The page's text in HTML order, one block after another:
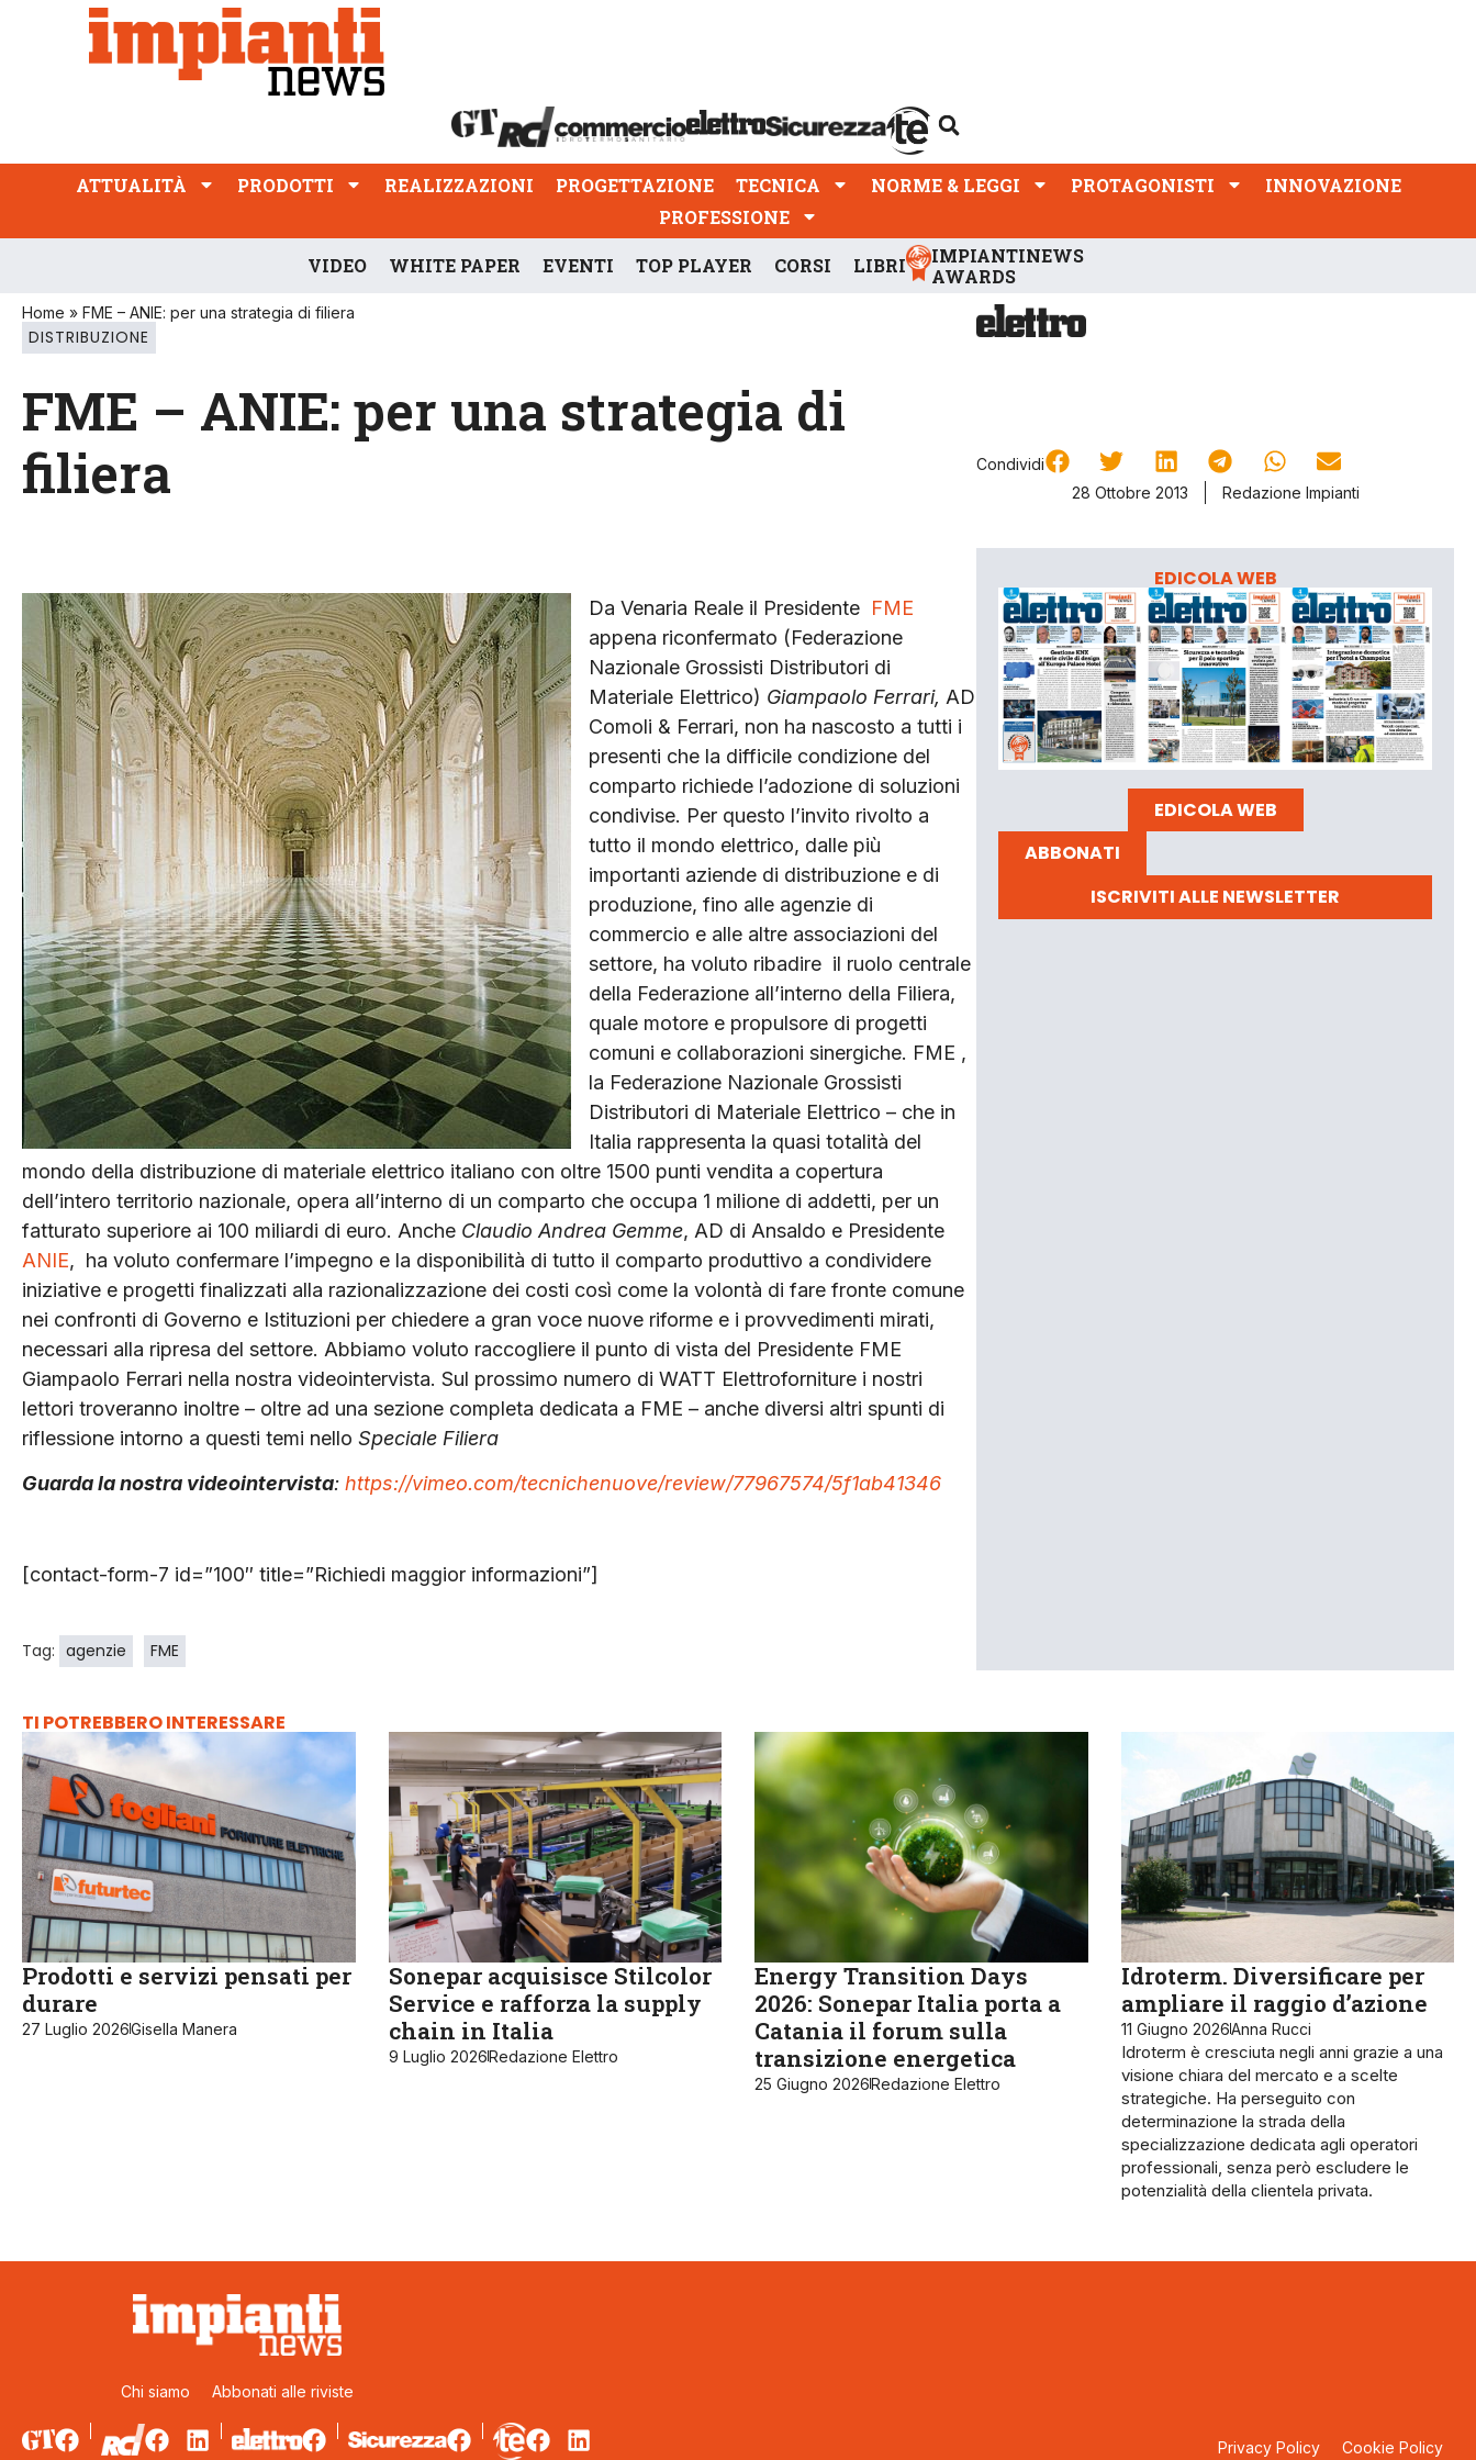
ATTUALITÀ PRODOTTI REALIZZAZIONI
PROFESSIONE
ATTUALITÀ PRODOTTI REALIZZAZIONI PROGETTAZIONE TECNICA NORME & LEGGI PROTAGONISTI
INNOVAZIONE
PROFESSIONE
VIDEO WHITE PAPER EVENTI TOP PLAYER CORSI LIBRI
IMPIANTINEWS
AWARDS
Home » FME – ANIE: per una strategia di filiera
DISTRIBUZIONE
FME – ANIE: per una strategia di
filiera
Condividi
28 Ottobre 2013
Redazione Impianti
Da Venaria Reale il Presidente FME
appena riconfermato (Federazione
Nazionale Grossisti Distributori di
Materiale Elettrico) Giampaolo Ferrari, AD
Comoli & Ferrari, non ha nascosto a tutti i
presenti che la difficile condizione del
comparto richiede l’adozione di soluzioni
condivise. Per questo l’invito rivolto a
tutto il mondo elettrico, dalle più
importanti aziende di distribuzione e di
produzione, fino alle agenzie di
commercio e alle altre associazioni del
settore, ha voluto ribadire il ruolo centrale
della Federazione all’interno della Filiera,
quale motore e propulsore di progetti
comuni e collaborazioni sinergiche. FME ,
la Federazione Nazionale Grossisti
Distributori di Materiale Elettrico – che in
Italia rappresenta la quasi totalità del
mondo della distribuzione di materiale elettrico italiano con oltre 1500 punti vendita a copertura
dell’intero territorio nazionale, opera all’interno di un comparto che occupa 1 milione di addetti, per un
fatturato superiore ai 100 miliardi di euro. Anche Claudio Andrea Gemme, AD di Ansaldo e Presidente
ANIE, ha voluto confermare l’impegno e la disponibilità di tutto il comparto produttivo a condividere
iniziative e progetti finalizzati alla razionalizzazione dei costi così come la volontà di fare fronte comune
nei confronti di Governo e Istituzioni per chiedere a gran voce nuove riforme e i provvedimenti mirati,
necessari alla ripresa del settore. Abbiamo voluto raccogliere il punto di vista del Presidente FME
Giampaolo Ferrari nella nostra videointervista. Sul prossimo numero di WATT Elettroforniture i nostri
lettori troveranno inoltre – oltre ad una sezione completa dedicata a FME – anche diversi altri spunti di
riflessione intorno a questi temi nello Speciale Filiera
Guarda la nostra videointervista: https://vimeo.com/tecnichenuove/review/77967574/5f1ab41346
[contact-form-7 id=”100″ title=”Richiedi maggior informazioni”]
Tag: agenzie FME
EDICOLA WEB
EDICOLA WEB
ABBONATI
ISCRIVITI ALLE NEWSLETTER
TI POTREBBERO INTERESSARE
Prodotti e servizi pensati per
durare
27 Luglio 2026Gisella Manera
Sonepar acquisisce Stilcolor
Service e rafforza la supply
chain in Italia
9 Luglio 2026Redazione Elettro
Energy Transition Days
2026: Sonepar Italia porta a
Catania il forum sulla
transizione energetica
25 Giugno 2026Redazione Elettro
Idroterm. Diversificare per
ampliare il raggio d’azione
11 Giugno 2026Anna Rucci
Idroterm è cresciuta negli anni grazie a una
visione chiara del mercato e a scelte
strategiche. Ha perseguito con
determinazione la strada della
specializzazione dedicata agli operatori
professionali, senza però escludere le
potenzialità della clientela privata.
Chi siamo Abbonati alle riviste
Privacy Policy Cookie Policy